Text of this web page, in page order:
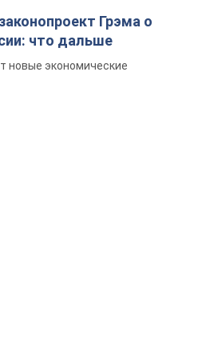
Грэма о
что дальше
новые экономические